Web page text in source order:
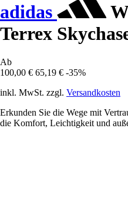
adidas
Terrex
Ab
100,00 € 65,19 € -35%
inkl. MwSt. zzgl. Versandkosten
Erkunden Sie die Wege mit
die Komfort, Leichtigkeit und